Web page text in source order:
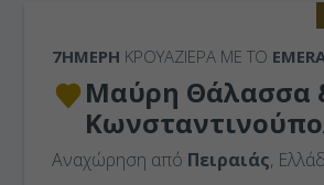
7ΉΜΕΡΗ ΚΡΟΥΑΖΙΕΡΑ ΜΕ ΤΟ
Μαύρη Θάλασσα
Αναχώρηση από Πειραιάς,